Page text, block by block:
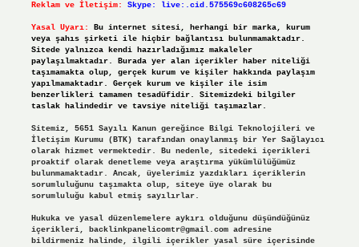
Reklam ve İletişim: Skype: live:.cid.575569c608265c69
Yasal Uyarı:
Bu internet sitesi, herhangi bir marka, kurum
veya şahıs şirketi ile hiçbir bağlantısı bulunmamaktadır.
Sitede yalnızca kendi hazırladığımız makaleler
paylaşılmaktadır. Burada yer alan içerikler haber niteliği
taşımamakta olup, gerçek kurum ve kişiler hakkında paylaşım
yapılmamaktadır. Gerçek kurum ve kişiler ile isim
benzerlikleri tamamen tesadüfidir. Sitemizdeki bilgiler
taslak halindedir ve tavsiye niteliği taşımazlar.
Sitemiz, 5651 Sayılı Kanun gereğince Bilgi Teknolojileri ve
İletişim Kurumu (BTK) tarafından onaylanmış bir Yer Sağlayıcı
olarak hizmet vermektedir. Bu nedenle, sitedeki içerikleri
proaktif olarak denetleme veya araştırma yükümlülüğümüz
bulunmamaktadır. Ancak, üyelerimiz yazdıkları içeriklerin
sorumluluğunu taşımakta olup, siteye üye olarak bu
sorumluluğu kabul etmiş sayılırlar.
Hukuka ve yasal düzenlemelere aykırı olduğunu düşündüğünüz
içerikleri, backlinkpanelicomtr@gmail.comadresine
bildirmeniz halinde, ilgili içerikler yasal süre içerisinde